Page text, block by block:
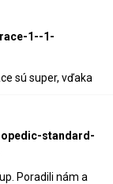
1--1-
sú super, vďaka
standard-
Poradili nám a